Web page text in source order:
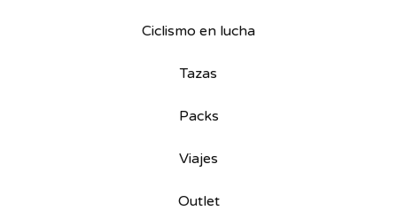
Ciclismo en lucha
Tazas
Packs
Viajes
Outlet